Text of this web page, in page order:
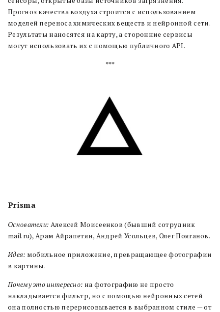
Прогноз качества воздуха строится с использованием
моделей переноса химических веществ и нейронной сети.
Результаты наносятся на карту, а сторонние сервисы
могут использовать их с помощью публичного API.
***
Prisma
Основатели: Алексей Моисеенков (бывший сотрудник
mail.ru), Арам Айрапетян, Андрей Усольцев, Олег Пояганов.
Идея: мобильное приложение, превращающее фотографии
в картины.
Почему это интересно: на фотографию не просто
накладывается фильтр, но с помощью нейронных сетей
она полностью перерисовывается в выбранном стиле — от